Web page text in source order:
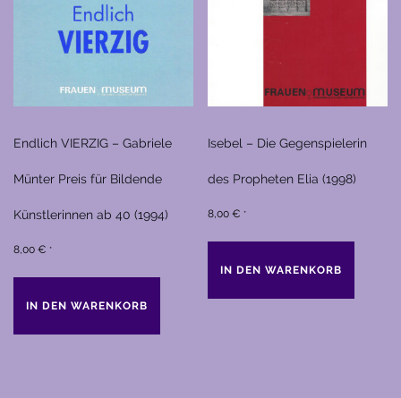
Endlich VIERZIG – Gabriele
Münter Preis für Bildende
Künstlerinnen ab 40 (1994)
8,00 € *
IN DEN WARENKORB
Isebel – Die Gegenspielerin
des Propheten Elia (1998)
8,00€ *
IN DEN WARENKORB